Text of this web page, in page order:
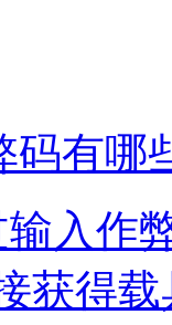
码有哪
入作
获得